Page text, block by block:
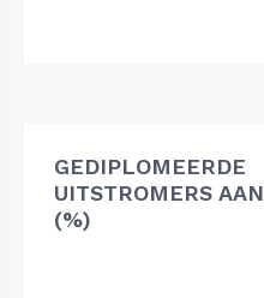
GEDIPLOMEERDE
UITSTROMERS
(%)